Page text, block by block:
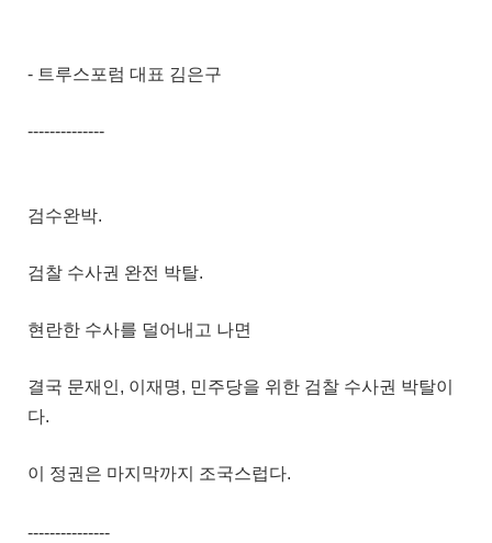
- 트루스포럼 대표 김은구
--------------
검수완박.
검찰 수사권 완전 박탈.
현란한 수사를 덜어내고 나면
결국 문재인, 이재명, 민주당을 위한 검찰 수사권 박탈이
다.
이 정권은 마지막까지 조국스럽다.
---------------